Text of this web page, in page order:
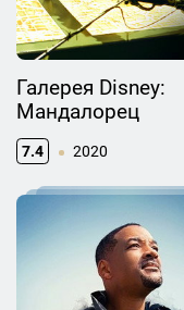
Галерея Disney:
Мандалорец
7.4 2020